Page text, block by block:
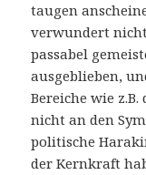
taugen
verwundert
passabel
ausgeblieben,
Bereiche wie
nicht an den
politische
der Kernkraft